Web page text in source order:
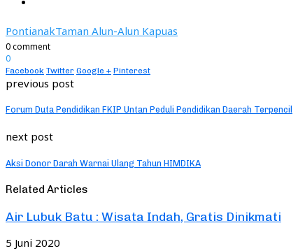
PontianakTaman Alun-Alun Kapuas
0 comment
0
Facebook Twitter Google + Pinterest
previous post
Forum Duta Pendidikan FKIP Untan Peduli Pendidikan Daerah Terpencil
next post
Aksi Donor Darah Warnai Ulang Tahun HIMDIKA
Related Articles
Air Lubuk Batu : Wisata Indah, Gratis Dinikmati
5 Juni 2020